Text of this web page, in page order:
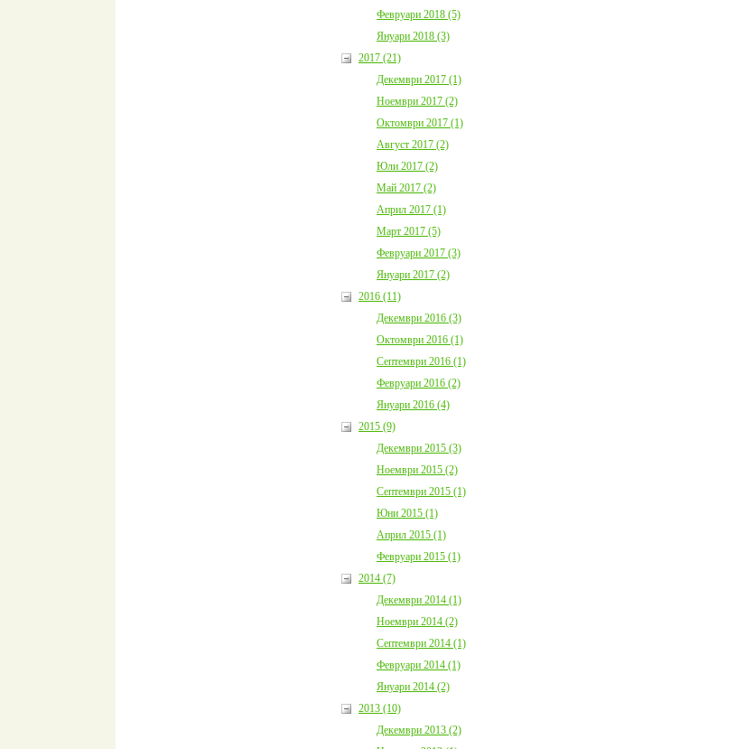
Февруари 2018 (5)
Януари 2018 (3)
2017 (21)
Декември 2017 (1)
Ноември 2017 (2)
Октомври 2017 (1)
Август 2017 (2)
Юли 2017 (2)
Май 2017 (2)
Април 2017 (1)
Март 2017 (5)
Февруари 2017 (3)
Януари 2017 (2)
2016 (11)
Декември 2016 (3)
Октомври 2016 (1)
Септември 2016 (1)
Февруари 2016 (2)
Януари 2016 (4)
2015 (9)
Декември 2015 (3)
Ноември 2015 (2)
Септември 2015 (1)
Юни 2015 (1)
Април 2015 (1)
Февруари 2015 (1)
2014 (7)
Декември 2014 (1)
Ноември 2014 (2)
Септември 2014 (1)
Февруари 2014 (1)
Януари 2014 (2)
2013 (10)
Декември 2013 (2)